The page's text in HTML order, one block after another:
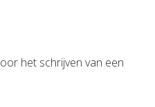
het schrijven van een